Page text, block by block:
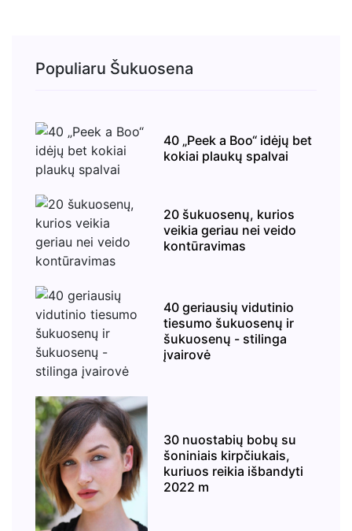
Populiaru Šukuosena
40 „Peek a Boo“ idėjų bet
kokiai plaukų spalvai
20 šukuosenų, kurios
veikia geriau nei veido
kontūravimas
40 geriausių vidutinio
tiesumo šukuosenų ir
šukuosenų - stilinga
įvairovė
30 nuostabių bobų su
šoniniais kirpčiukais,
kuriuos reikia išbandyti
2022 m